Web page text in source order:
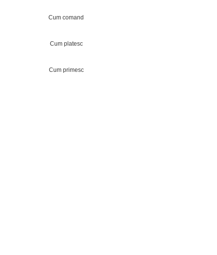
Cum comand
Cum platesc
Cum primesc